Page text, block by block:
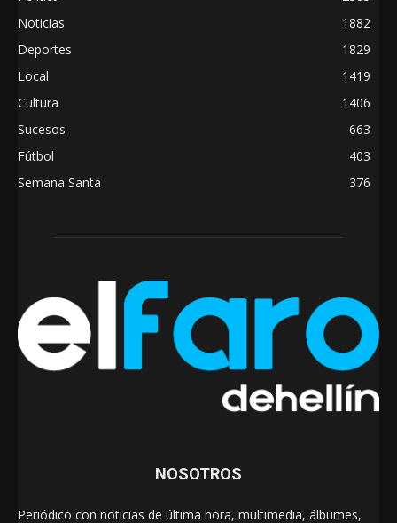
Noticias
1882
Deportes
1829
Local
1419
Cultura
1406
Sucesos
663
Fútbol
403
Semana Santa
376
NOSOTROS
Periódico con noticias de última hora, multimedia, álbumes,